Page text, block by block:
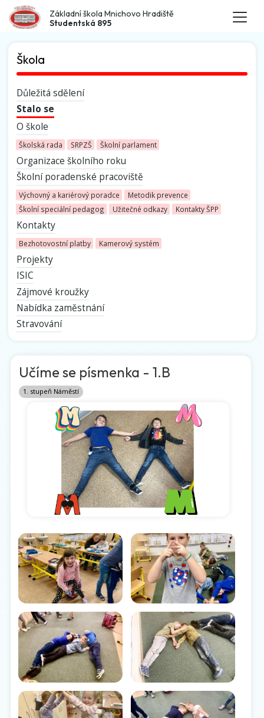
Základní škola Mnichovo Hradiště
Studentská 895
Škola
Důležitá sdělení
Stalo se
O škole
Školská rada SRPZŠ Školní parlament
Organizace školního roku
Školní poradenské pracoviště
Výchovný a kariérový poradce
Metodik prevence
Školní speciální pedagog
Užitečné odkazy Kontakty ŠPP
Kontakty
Bezhotovostní platby Kamerový systém
Projekty
ISIC
Zájmové kroužky
Nabídka zaměstnání
Stravování
Učíme se písmenka - 1.B
1. stupeň Náměstí